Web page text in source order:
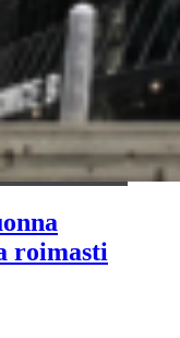
roimasti